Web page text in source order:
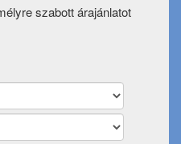
szabott árajánlatot